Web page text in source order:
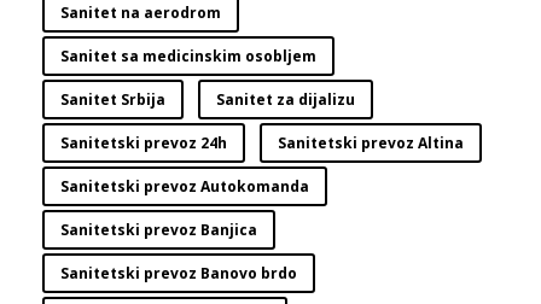
Sanitet na aerodrom
Sanitet sa medicinskim osobljem
Sanitet Srbija Sanitet za dijalizu
Sanitetski prevoz 24h Sanitetski prevoz Altina
Sanitetski prevoz Autokomanda
Sanitetski prevoz Banjica
Sanitetski prevoz Banovo brdo